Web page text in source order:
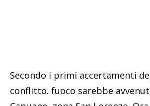
Secondo i primi accertamenti
conflitto. fuoco sarebbe